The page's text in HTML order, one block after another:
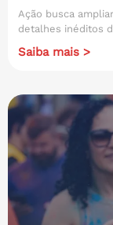
Ação busca
detalhes inéditos
Saiba mais >